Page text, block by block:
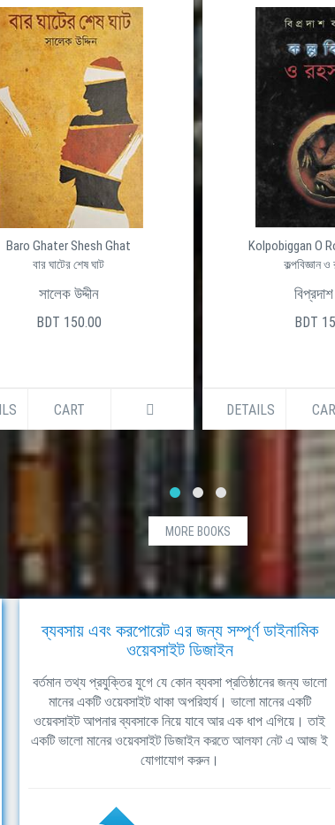
Kolpobiggan O Rohosso Golpo
DETAILS
MORE BOOKS
ব্যবসায় এবং করপোরেট এর জন্য সম্পূর্ণ ডাইনামিক
ওয়েবসাইট ডিজাইন
বর্তমান তথ্য প্রযুক্তির যুগে যে কোন ব্যবসা প্রতিষ্ঠানের জন্য ভালো
মানের একটি ওয়েবসাইট থাকা অপরিহার্য। ভালো মানের একটি
ওয়েবসাইট আপনার ব্যবসাকে নিয়ে যাবে আর এক ধাপ এগিয়ে। তাই
একটি ভালো মানের ওয়েবসাইট ডিজাইন করতে আলফা নেট এ আজ ই
যোগাযোগ করুন।